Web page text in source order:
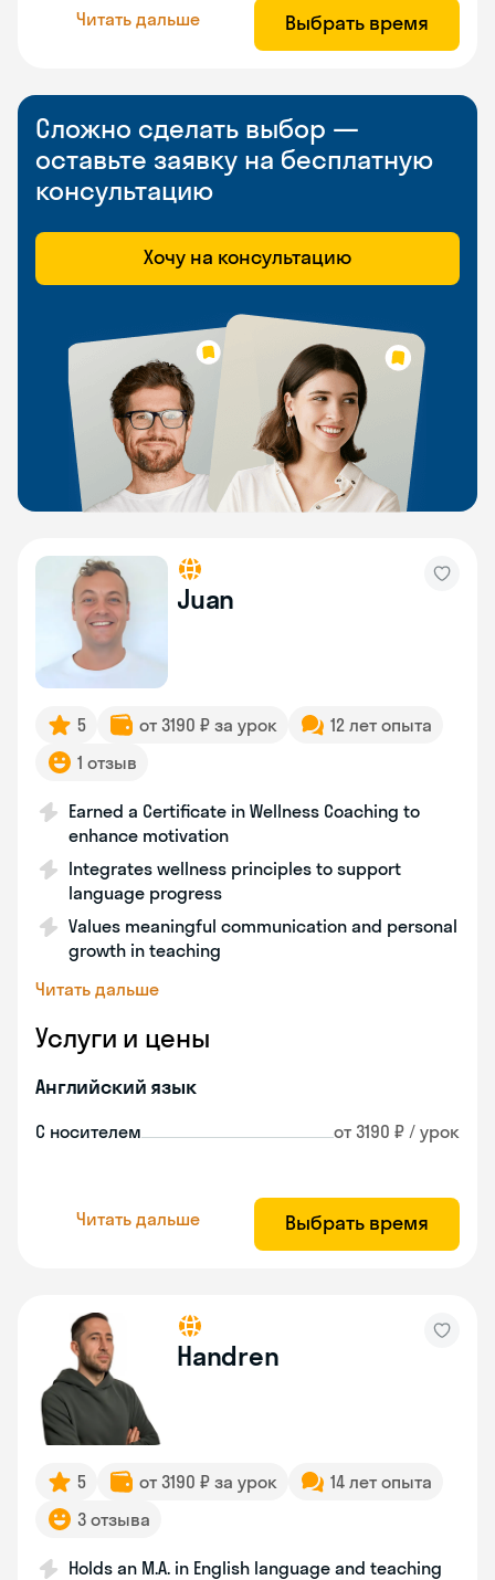
Читать дальше Выбрать время
Сложно сделать выбор —
оставьте заявку на бесплатную
консультацию
Хочу на консультацию
Juan
5 от 3190 ₽ за урок
12 лет опыта
1 отзыв
Earned a Certificate in Wellness Coaching to
enhance motivation
Integrates wellness principles to support
language progress
Values meaningful communication and personal
growth in teaching
Читать дальше
Услуги и цены
Английский язык
С носителем от 3190 ₽ / урок
Читать дальше Выбрать время
Handren
5 от 3190 ₽ за урок
14 лет опыта
3 отзыва
Holds an M.A. in English language and teaching